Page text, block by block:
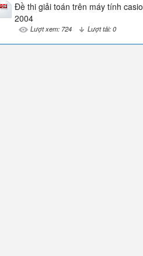
Đề thi giải toán trên máy tính casio
2004
Lượt xem: 724 Lượt tải: 0